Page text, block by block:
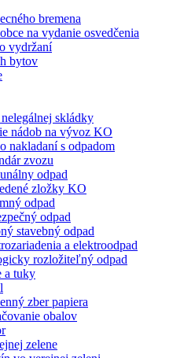
bremena
na vydanie osvedčenia
vydržaní
bytov
skládky
nádob na vývoz KO
nakladaní s odpadom
zvozu
odpad
zložky KO
odpad
odpad
stavebný odpad
a elektroodpad
rozložiteľný odpad
a tuky
zber papiera
obalov
zelene